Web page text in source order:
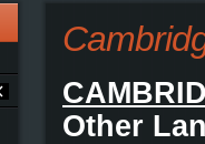
Other L